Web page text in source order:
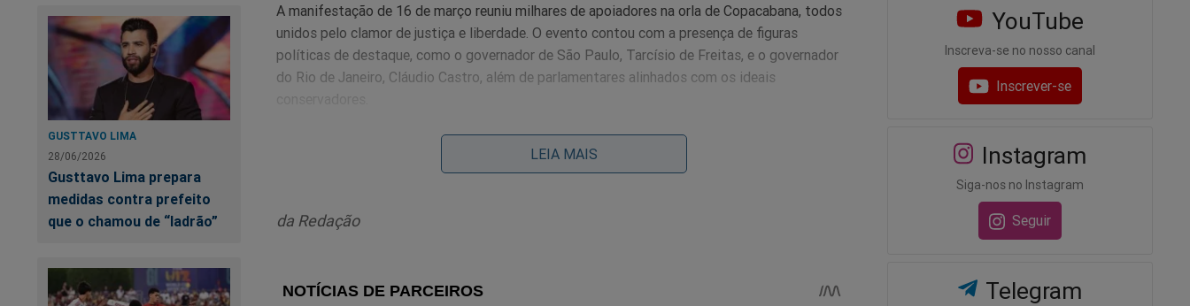
GUSTTAVO LIMA
28/06/2026
Gusttavo Lima prepara
medidas contra prefeito
que o chamou de “ladrão”
A manifestação de 16 de março reuniu milhares de apoiadores na orla de Copacabana, todos
unidos pelo clamor de justiça e liberdade. O evento contou com a presença de figuras
políticas de destaque, como o governador de São Paulo, Tarcísio de Freitas, e o governador
do Rio de Janeiro, Cláudio Castro, além de parlamentares alinhados com os ideais
Durante o ato, Malafaia criticou duramente o ministro do Supremo Tribunal Federal,
Alexandre de Moraes, classificando-o como "criminoso" e "ditador" devido às suas ações que,
política contra Bolsonaro e a direita brasileira.
LEIA MAIS
da Redação
YouTube
Inscreva-se no nosso canal
Inscrever-se
Instagram
Siga-nos no Instagram
Seguir
Telegram